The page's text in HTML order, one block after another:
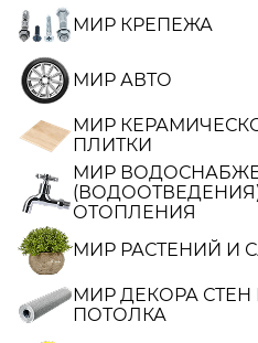
МИР КРЕПЕЖА
МИР АВТО
МИР
ПЛИТКИ
МИР
ОТОПЛЕНИЯ
МИР РАСТЕНИЙ И
МИР ДЕКОРА СТЕН
ПОТОЛКА